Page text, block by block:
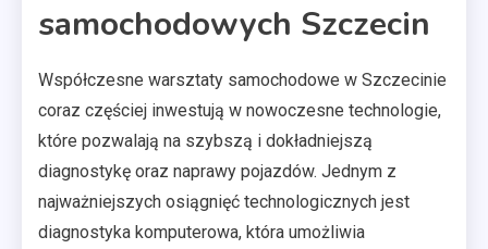
samochodowych Szczecin
Współczesne warsztaty samochodowe w Szczecinie
coraz częściej inwestują w nowoczesne technologie,
które pozwalają na szybszą i dokładniejszą
diagnostykę oraz naprawy pojazdów. Jednym z
najważniejszych osiągnięć technologicznych jest
diagnostyka komputerowa, która umożliwia